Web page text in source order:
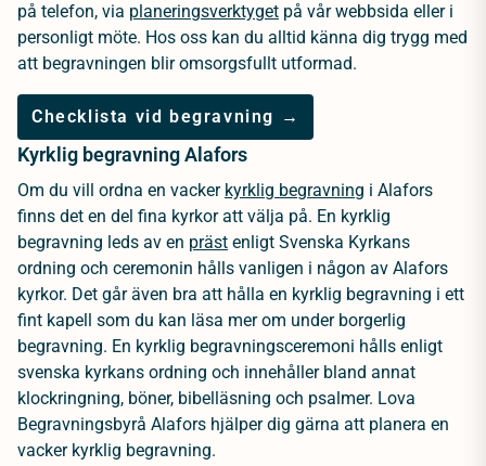
på telefon, via planeringsverktyget på vår webbsida eller i
personligt möte. Hos oss kan du alltid känna dig trygg med
att begravningen blir omsorgsfullt utformad.
Checklista vid begravning →
Kyrklig begravning Alafors
Om du vill ordna en vacker kyrklig begravning i Alafors
finns det en del fina kyrkor att välja på. En kyrklig
begravning leds av en präst enligt Svenska Kyrkans
ordning och ceremonin hålls vanligen i någon av Alafors
kyrkor. Det går även bra att hålla en kyrklig begravning i ett
fint kapell som du kan läsa mer om under borgerlig
begravning. En kyrklig begravningsceremoni hålls enligt
svenska kyrkans ordning och innehåller bland annat
klockringning, böner, bibelläsning och psalmer. Lova
Begravningsbyrå Alafors hjälper dig gärna att planera en
vacker kyrklig begravning.